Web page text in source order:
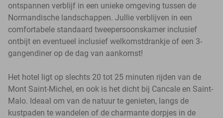
ontspannen verblijf in een unieke omgeving tussen de
Normandische landschappen. Jullie verblijven in een
comfortabele standaard tweepersoonskamer inclusief
ontbijt en eventueel inclusief welkomstdrankje of een 3-
gangendiner op de dag van aankomst!
Het hotel ligt op slechts 20 tot 25 minuten rijden van de
Mont Saint-Michel, en ook is het dicht bij Cancale en Saint-
Malo. Ideaal om van de natuur te genieten, langs de
kustpaden te wandelen of de charmante dorpjes in de